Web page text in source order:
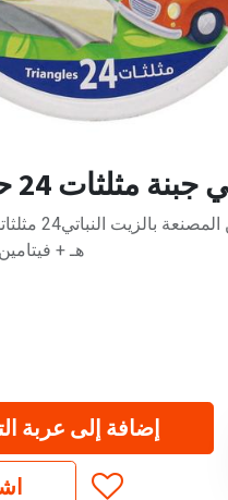
مثلثات 24 حبة 360 جم
مثلثات
هـ +
إضافة إلى عربة